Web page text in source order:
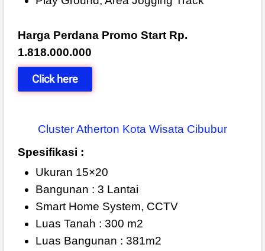
Harga Perdana Promo Start Rp.
1.818.000.000
Click here
Cluster Atherton Kota Wisata Cibubur
Spesifikasi :
Ukuran 15×20
Bangunan : 3 Lantai
Smart Home System, CCTV
Luas Tanah : 300 m2
Luas Bangunan : 381m2